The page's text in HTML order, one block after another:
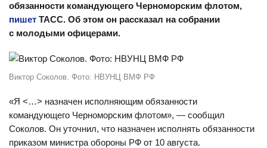
обязанности командующего Черноморским флотом,
пишет ТАСС. Об этом он рассказал на собрании
с молодыми офицерами.
Виктор Соколов. Фото: НВУНЦ ВМФ РФ
«Я <…> назначен исполняющим обязанности
командующего Черноморским флотом», — сообщил
Соколов. Он уточнил, что назначен исполнять обязанности
приказом министра обороны РФ от 10 августа.